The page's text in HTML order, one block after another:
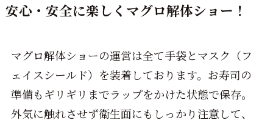
安心・安全に楽しくマグロ解体ショー！
マグロ解体ショーの運営は全て手袋とマスク（フ
ェイスシールド）を装着しております。お寿司の
準備もギリギリまでラップをかけた状態で保存。
外気に触れさせず衛生面にもしっかり注意して、